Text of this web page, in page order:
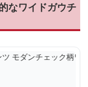
なワイドガウチ